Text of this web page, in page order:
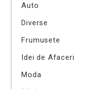
Auto
Diverse
Frumusete
Idei de Afaceri
Moda